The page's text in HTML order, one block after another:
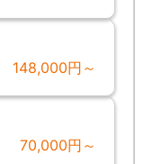
148,000円～
70,000円～